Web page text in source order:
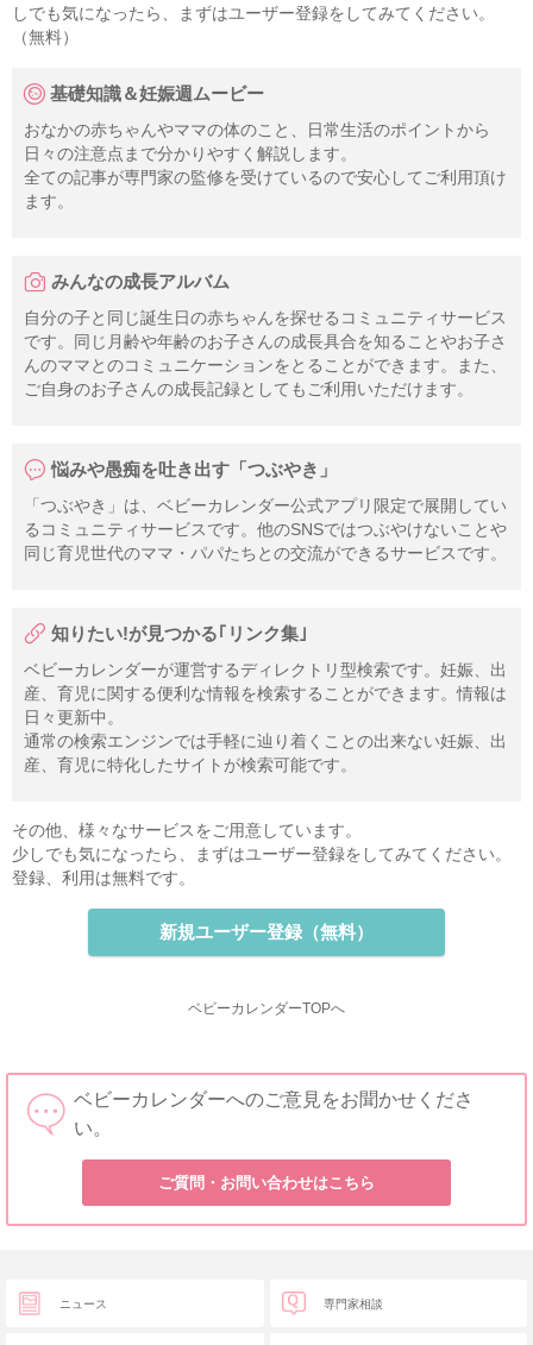
しでも気になったら、まずはユーザー登録をしてみてください。
（無料）
基礎知識＆妊娠週ムービー
おなかの赤ちゃんやママの体のこと、日常生活のポイントから
日々の注意点まで分かりやすく解説します。
全ての記事が専門家の監修を受けているので安心してご利用頂け
ます。
みんなの成長アルバム
自分の子と同じ誕生日の赤ちゃんを探せるコミュニティサービス
です。同じ月齢や年齢のお子さんの成長具合を知ることやお子さ
んのママとのコミュニケーションをとることができます。また、
ご自身のお子さんの成長記録としてもご利用いただけます。
悩みや愚痴を吐き出す「つぶやき」
「つぶやき」は、ベビーカレンダー公式アプリ限定で展開してい
るコミュニティサービスです。他のSNSではつぶやけないことや
同じ育児世代のママ・パパたちとの交流ができるサービスです。
知りたい!が見つかる｢リンク集｣
ベビーカレンダーが運営するディレクトリ型検索です。妊娠、出
産、育児に関する便利な情報を検索することができます。情報は
日々更新中。
通常の検索エンジンでは手軽に辿り着くことの出来ない妊娠、出
産、育児に特化したサイトが検索可能です。
その他、様々なサービスをご用意しています。
少しでも気になったら、まずはユーザー登録をしてみてください。
登録、利用は無料です。
新規ユーザー登録（無料）
ベビーカレンダーTOPへ
ベビーカレンダーへのご意見をお聞かせくださ
い。
ご質問・お問い合わせはこちら
ニュース 専門家相談